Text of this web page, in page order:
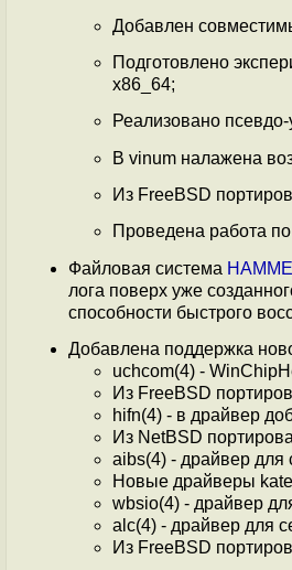
Добавлен
Подготовлено
x86_64;
Реализовано
В vinum налажена
Из FreeBSD
Проведена работа
Файловая система
лога поверх уже
способности быстрого
Добавлена поддержка
uchcom(4) -
Из FreeBSD
hifn(4) - в драйвер
Из NetBSD
aibs(4) - драйвер для
Новые драйверы
wbsio(4) - драйвер
alc(4) - драйвер для
Из FreeBSD